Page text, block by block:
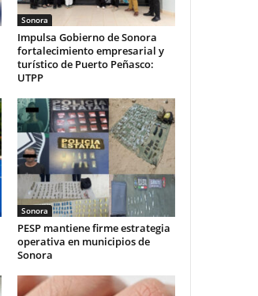
Sonora
Impulsa Gobierno de Sonora
fortalecimiento empresarial y
turístico de Puerto Peñasco:
UTPP
Sonora
PESP mantiene firme estrategia
operativa en municipios de
Sonora